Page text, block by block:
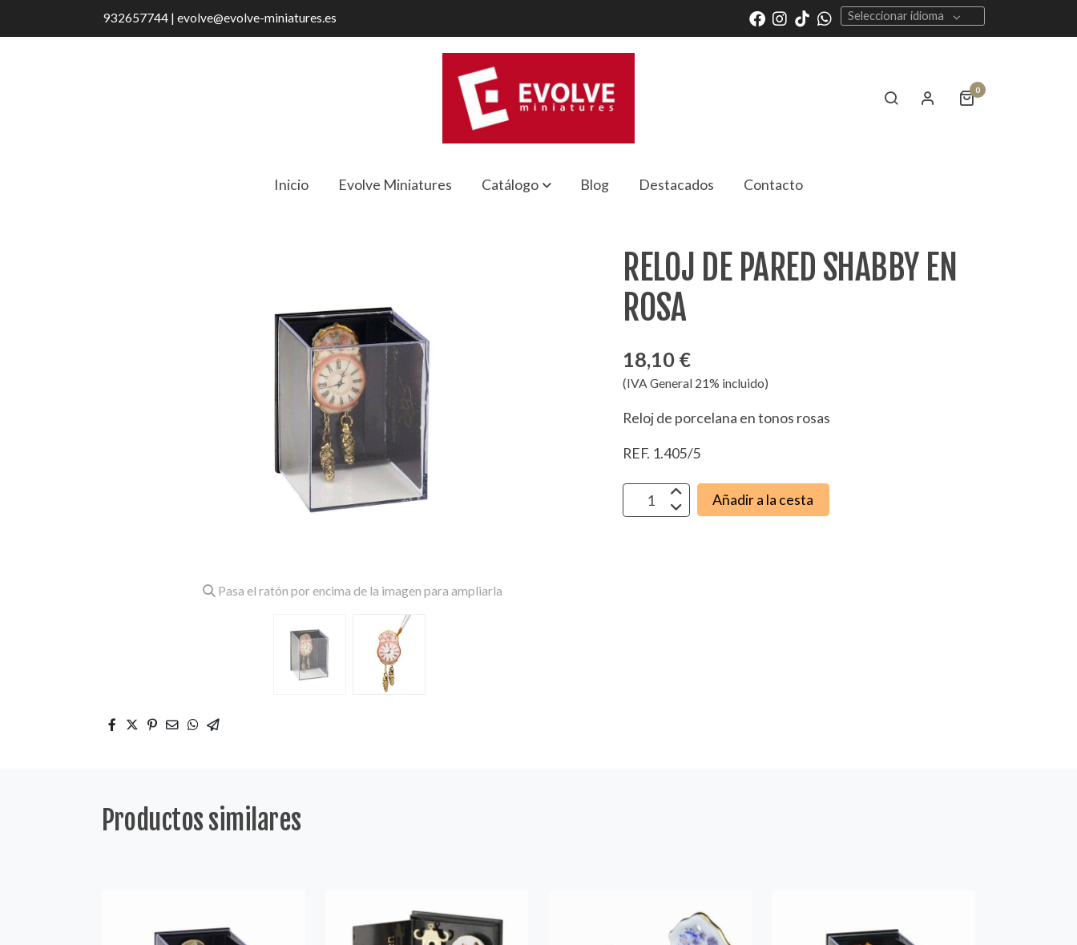
932657744 | evolve@evolve-miniatures.es Seleccionar idioma
0
Inicio Evolve Miniatures Catálogo Blog Destacados Contacto
Pasa el ratón por encima de la imagen para ampliarla
RELOJ DE PARED SHABBY EN
ROSA
18,10 €
(IVA General 21% incluido)
Reloj de porcelana en tonos rosas
REF. 1.405/5
Añadir a la cesta
Productos similares